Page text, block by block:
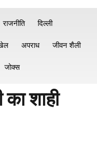
राजनीति दिल्ली
अपराध जीवन शैली
जोक्स
का शाही